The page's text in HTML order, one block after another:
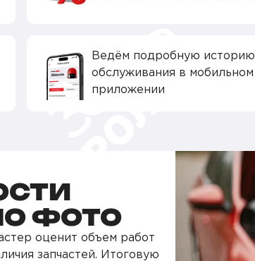
Ведём подробную историю
обслуживания в мобильном
приложении
ФОТО
оценит объем работ
запчастей. Итоговую